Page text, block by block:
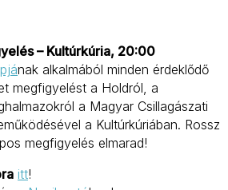
– Kultúrkúria, 20:00
nak alkalmából minden érdeklődő
megfigyelést a Holdról, a
a Magyar Csillagászati
a Kultúrkúriában. Rossz
megfigyelés elmarad!
itt!